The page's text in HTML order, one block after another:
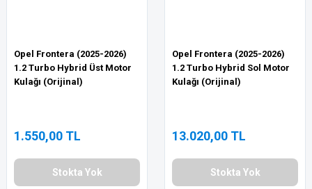
Opel Frontera (2025-2026)
1.2 Turbo Hybrid Üst Motor
Kulağı (Orijinal)
1.550,00 TL
Stokta Yok
Opel Frontera (2025-2026)
1.2 Turbo Hybrid Sol Motor
Kulağı (Orijinal)
13.020,00 TL
Stokta Yok